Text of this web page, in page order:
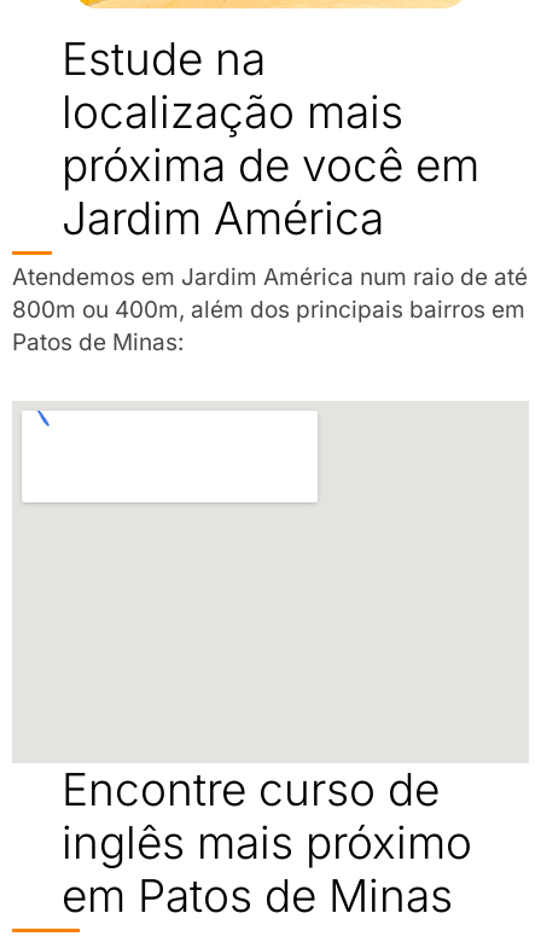
Estude na
localização mais
próxima de você em
Jardim América
Atendemos em Jardim América num raio de até
800m ou 400m, além dos principais bairros em
Patos de Minas:
Encontre curso de
inglês mais próximo
em Patos de Minas